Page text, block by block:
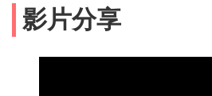
影片分享